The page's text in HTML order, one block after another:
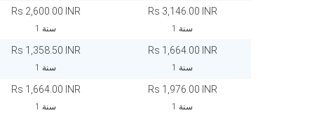
Rs 2,600.00 INR
1 سنة
Rs 3,146.00 INR
1 سنة
Rs 1,358.50 INR
1 سنة
Rs 1,664.00 INR
1 سنة
Rs 1,664.00 INR
1 سنة
Rs 1,976.00 INR
1 سنة